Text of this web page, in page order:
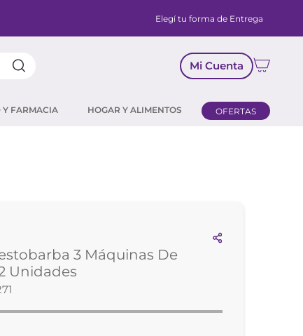
Elegí tu forma de Entrega
Mi Cuenta
Y FARMACIA HOGAR Y ALIMENTOS OFERTAS
3 Máquinas De
Unidades